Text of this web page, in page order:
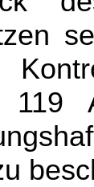
119